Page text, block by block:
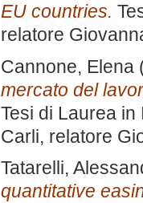
EU countries.
relatore
Cannone, Elena
mercato del
Tesi di Laurea in
Carli, relatore
Tatarelli,
quantitative